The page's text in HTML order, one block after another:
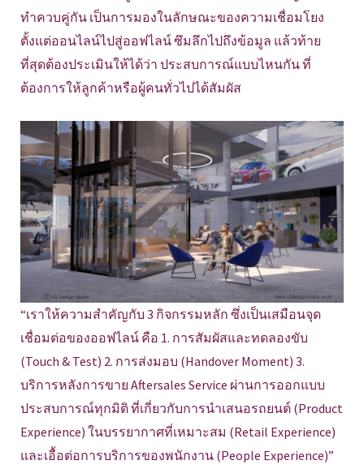
ทำควบคู่กัน เป็นการมองในลักษณะของความเชื่อมโยง
ตั้งแต่ออนไลน์ไปสู่ออฟไลน์ ซึมลึกไปถึงข้อมูล แล้วท้าย
ที่สุดต้องประเมินให้ได้ว่า ประสบการณ์แบบไหนกัน ที่
ต้องการให้ลูกค้าหรือผู้คนทั่วไปได้สัมผัส
“เราให้ความสำคัญกับ 3 กิจกรรมหลัก ซึ่งเป็นเสมือนจุด
เชื่อมต่อของออฟไลน์ คือ 1. การสัมผัสและทดลองขับ
(Touch & Test) 2. การส่งมอบ (Handover Moment) 3.
บริการหลังการขาย Aftersales Service ผ่านการออกแบบ
ประสบการณ์ทุกมิติ ที่เกี่ยวกับการนำเสนอรถยนต์ (Product
Experience) ในบรรยากาศที่เหมาะสม (Retail Experience)
และเอื้อต่อการบริการของพนักงาน (People Experience)”